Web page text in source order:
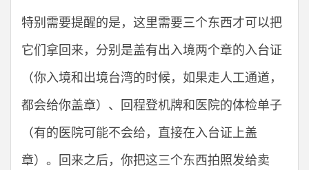
特别需要提醒的是，这里需要三个东西才可以把
它们拿回来，分别是盖有出入境两个章的入台证
（你入境和出境台湾的时候，如果走人工通道，
都会给你盖章）、回程登机牌和医院的体检单子
（有的医院可能不会给，直接在入台证上盖
章）。回来之后，你把这三个东西拍照发给卖